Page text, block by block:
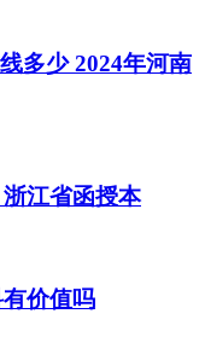
多少 2024年河南
江省函授本
价值吗